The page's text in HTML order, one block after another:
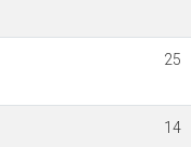
25
14